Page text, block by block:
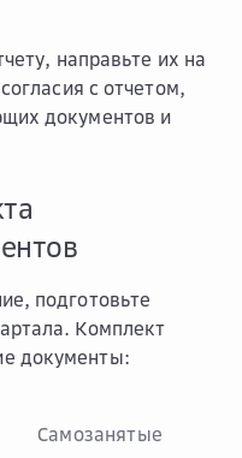
направьте их на
с отчетом,
документов и
подготовьте
Комплект
документы:
Самозанятые